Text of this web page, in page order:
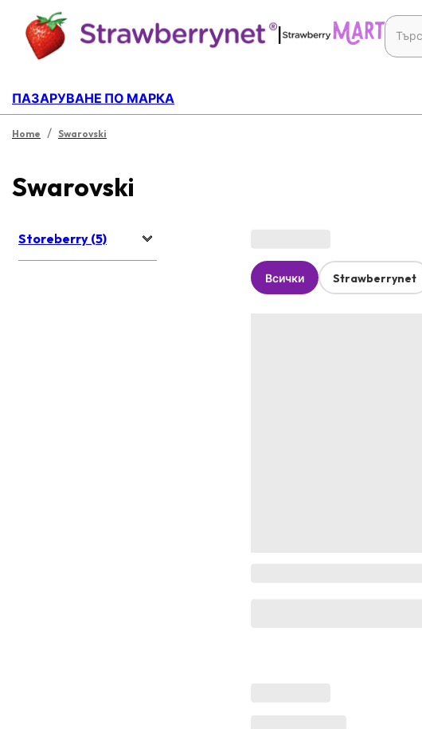
|
ПАЗАРУВАНЕ ПО МАРКА
Home / Swarovski
Swarovski
Storeberry (5)
Всички Strawberrynet